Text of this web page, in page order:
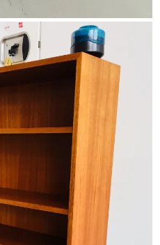
& SESSEL
&
❤️
SHOP
ART